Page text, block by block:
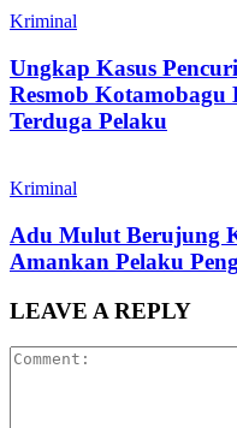
Kriminal
Ungkap Kasus
Resmob Kotamobagu
Terduga Pelaku
Kriminal
Adu Mulut Berujung
Amankan Pelaku
LEAVE A REPLY